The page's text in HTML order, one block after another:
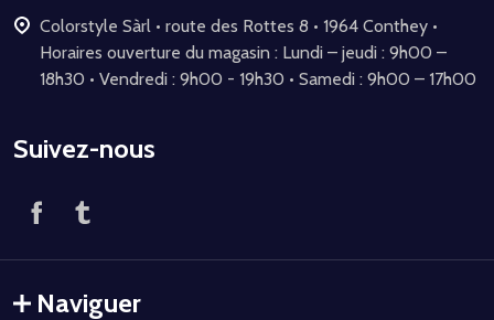
Colorstyle Sàrl • route des Rottes 8 • 1964 Conthey •
Horaires ouverture du magasin : Lundi – jeudi : 9h00 –
18h30 • Vendredi : 9h00 - 19h30 • Samedi : 9h00 – 17h00
Suivez-nous
Naviguer